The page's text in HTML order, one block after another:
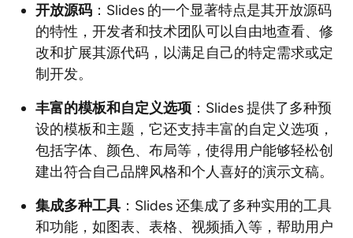
开放源码：Slides 的一个显著特点是其开放源码
的特性，开发者和技术团队可以自由地查看、修
改和扩展其源代码，以满足自己的特定需求或定
制开发。
丰富的模板和自定义选项：Slides 提供了多种预
设的模板和主题，它还支持丰富的自定义选项，
包括字体、颜色、布局等，使得用户能够轻松创
建出符合自己品牌风格和个人喜好的演示文稿。
集成多种工具：Slides 还集成了多种实用的工具
和功能，如图表、表格、视频插入等，帮助用户